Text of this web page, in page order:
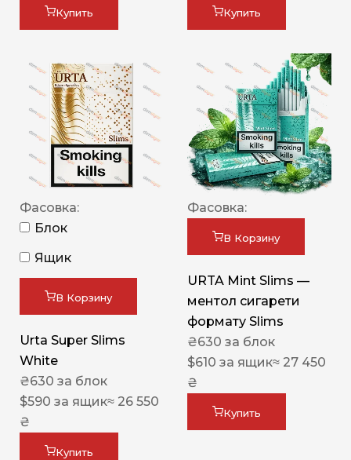
Купить Купить
Фасовка:
Блок
Ящик
В Корзину
Urta Super Slims
White
₴630 за блок
$590 за ящик≈ 26 550
₴
Купить
Фасовка:
В Корзину
URTA Mint Slims —
ментол сигарети
формату Slims
₴630 за блок
$610 за ящик≈ 27 450
₴
Купить